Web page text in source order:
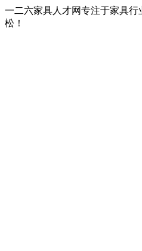
一二六家具人才网专注于家具
松！